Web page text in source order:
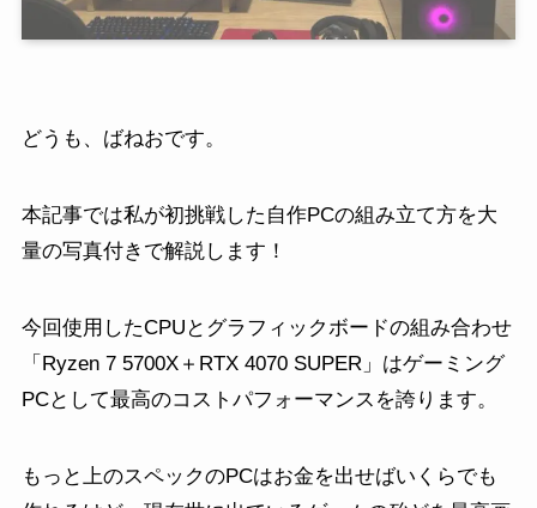
どうも、ばねおです。
本記事では私が初挑戦した自作PCの組み立て方を大
量の写真付きで解説します！
今回使用したCPUとグラフィックボードの組み合わせ
「Ryzen 7 5700X＋RTX 4070 SUPER」はゲーミング
PCとして最高のコストパフォーマンスを誇ります。
もっと上のスペックのPCはお金を出せばいくらでも